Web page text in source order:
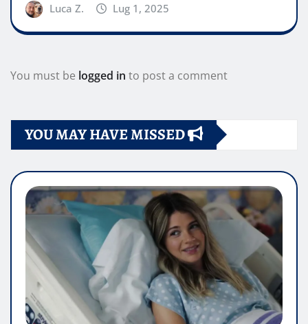
Luca Z. Lug 1, 2025
You must be logged in to post a comment
YOU MAY HAVE MISSED